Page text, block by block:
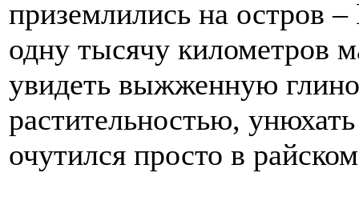
приземлились на остров
одну тысячу километров
увидеть выжженную
растительностью,
очутился просто в